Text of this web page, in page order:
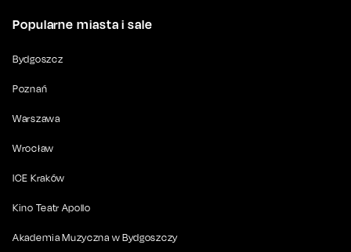
Popularne miasta i sale
Bydgoszcz
Poznań
Warszawa
Wrocław
ICE Kraków
Kino Teatr Apollo
Akademia Muzyczna w Bydgoszczy